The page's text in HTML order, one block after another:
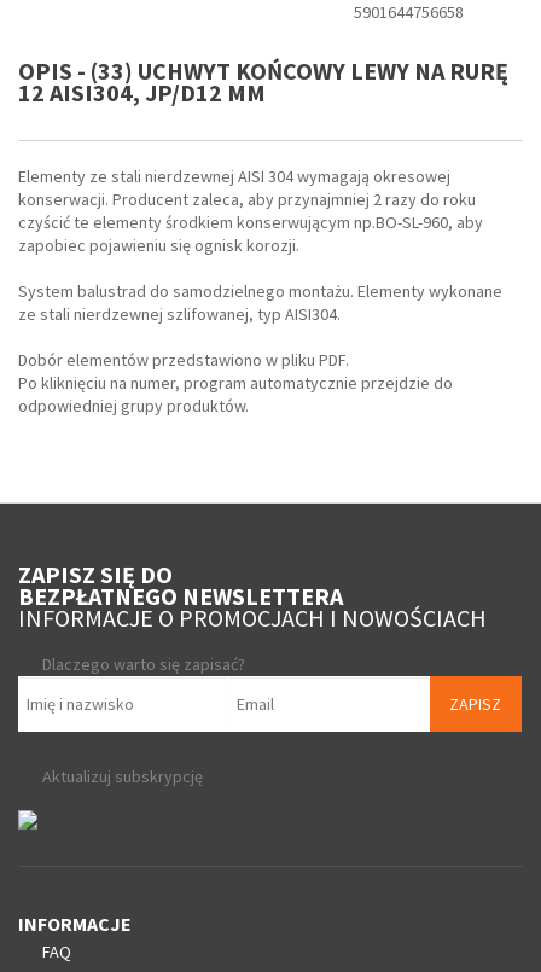
5901644756658
OPIS - (33) UCHWYT KOŃCOWY LEWY NA RURĘ
12 AISI304, JP/D12 MM
Elementy ze stali nierdzewnej AISI 304 wymagają okresowej
konserwacji. Producent zaleca, aby przynajmniej 2 razy do roku
czyścić te elementy środkiem konserwującym np.BO-SL-960, aby
zapobiec pojawieniu się ognisk korozji.
System balustrad do samodzielnego montażu. Elementy wykonane
ze stali nierdzewnej szlifowanej, typ AISI304.
Dobór elementów przedstawiono w pliku PDF.
Po kliknięciu na numer, program automatycznie przejdzie do
odpowiedniej grupy produktów.
ZAPISZ SIĘ DO
BEZPŁATNEGO NEWSLETTERA
INFORMACJE O PROMOCJACH I NOWOŚCIACH
Dlaczego warto się zapisać?
ZAPISZ
Aktualizuj subskrypcję
INFORMACJE
FAQ